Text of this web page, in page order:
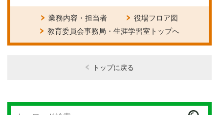
業務内容・担当者
役場フロア図
教育委員会事務局・生涯学習室トップへ
トップに戻る